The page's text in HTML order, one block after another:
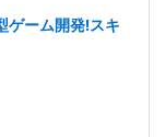
ゲーム開発!スキ